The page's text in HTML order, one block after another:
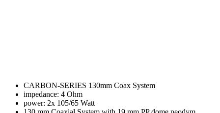
CARBON-SERIES 130mm Coax System
impedance: 4 Ohm
power: 2x 105/65 Watt